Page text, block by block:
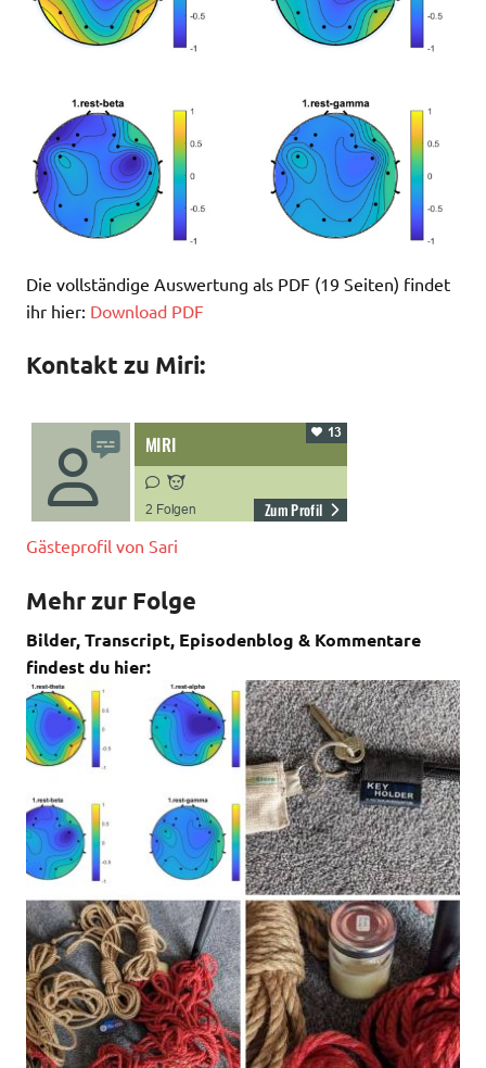
Die vollständige Auswertung als PDF (19 Seiten) findet
ihr hier: Download PDF
Kontakt zu Miri:
Gästeprofil von Sari
Mehr zur Folge
Bilder, Transcript, Episodenblog & Kommentare
findest du hier: